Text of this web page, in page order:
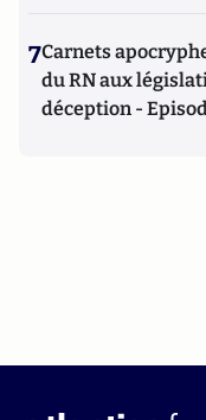
7Carnets
du RN aux
déception -